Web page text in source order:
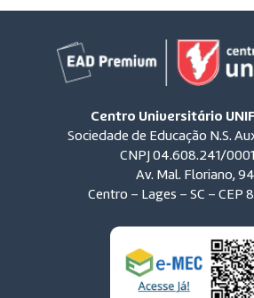
Centro Universitário
Sociedade de Educação N.S.
CNPJ 04.608.241/
Av. Mal. Floriano,
Centro – Lages – SC – CEP